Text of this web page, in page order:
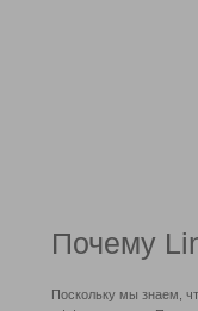
Почему
Поскольку мы знаем,